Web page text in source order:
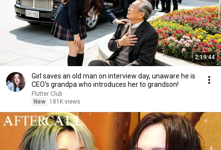
2:19:44
Girl saves an old man on interview day, unaware he is
CEO's grandpa who introduces her to grandson!
Flutter Club
New
181K views